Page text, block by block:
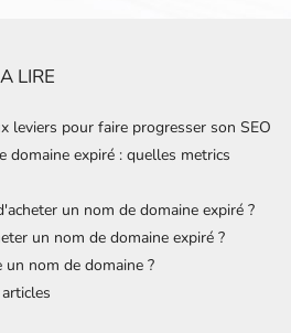
LIRE
leviers pour faire progresser son SEO
domaine expiré : quelles metrics
un nom de domaine expiré ?
un nom de domaine expiré ?
un nom de domaine ?